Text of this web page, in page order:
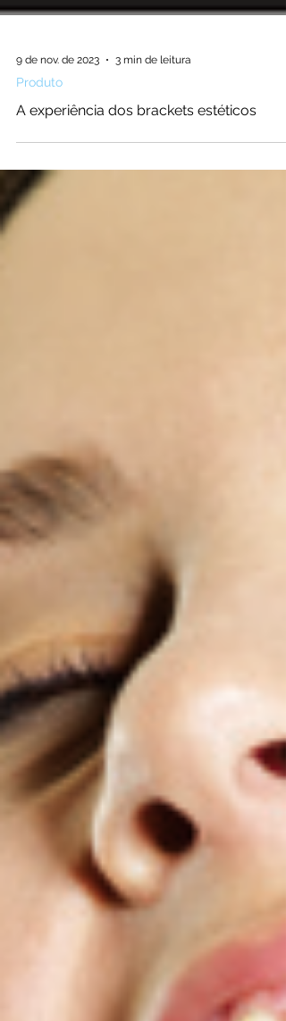
9 de nov. de 2023 3 min de leitura
A experiência dos brackets estéticos